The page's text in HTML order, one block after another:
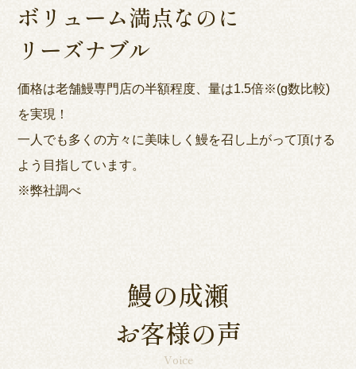
ボリューム満点なのに
リーズナブル
価格は老舗鰻専門店の半額程度、量は1.5倍※(g数比較)
を実現！
一人でも多くの方々に美味しく鰻を召し上がって頂ける
よう目指しています。
※弊社調べ
鰻の成瀬
お客様の声
Voice